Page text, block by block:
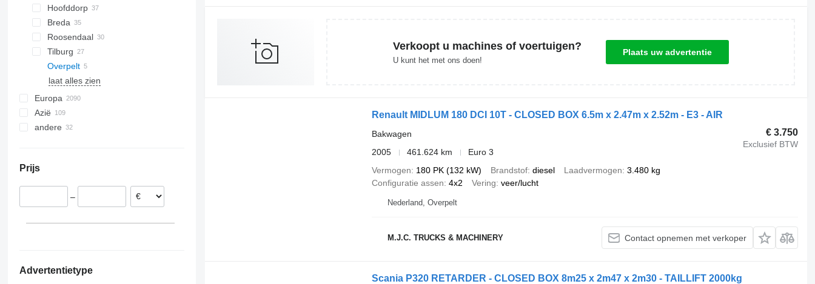
Hoofddorp
Breda
Roosendaal
Tilburg
Overpelt
laat alles zien
Europa
Duitsland
België
Tsjechië
Hongarije
Azië
Japan
Filipijnen
andere
Argentinië
Chili
Prijs
–
Advertentietype
Verkoopt u machines of voertuigen?
U kunt het met ons doen!
Plaats uw advertentie
Renault MIDLUM 180 DCI 10T - CLOSED BOX 6.5m x 2.47m x 2.52m - E3 - AIR
€ 3.750
Exclusief BTW
Bakwagen
2005
461.624 km
Euro 3
Vermogen
180 PK (132 kW) Brandstof diesel Laadvermogen 3.480 kg
Configuratie assen 4x2 Vering veer/lucht
Nederland, Overpelt
M.J.C. TRUCKS & MACHINERY Contact opnemen met verkoper
Scania P320 RETARDER - CLOSED BOX 8m25 x 2m47 x 2m30 - TAILLIFT 2000kg